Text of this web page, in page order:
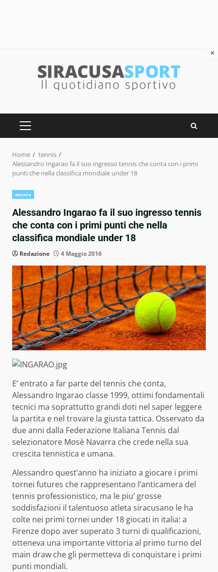
PRIMARY
Home
tennis
Alessandro Ingarao fa il suo ingresso tennis che conta con i primi
punti che nella classifica mondiale under 18
tennis
Alessandro Ingarao fa il suo ingresso tennis
che conta con i primi punti che nella
classifica mondiale under 18
Redazione 4 Maggio 2016
E’ entrato a far parte del tennis che conta,
Alessandro Ingarao classe 1999, ottimi fondamentali
tecnici ma soprattutto grandi doti nel saper leggere
la partita e nel trovare la giusta tattica. Osservato da
due anni dalla Federazione Italiana Tennis dal
selezionatore Mosè Navarra che crede nella sua
crescita tennistica e umana.
Alessandro quest’anno ha iniziato a giocare i primi
tornei futures che rappresentano l’anticamera del
tennis professionistico, ma le piu’ grosse
soddisfazioni il talentuoso atleta siracusano le ha
colte nei primi tornei under 18 giocati in italia: a
Firenze dopo aver superato 3 turni di qualificazioni,
otteneva una importante vittoria al primo turno del
main draw che gli permetteva di conquistare i primi
punti mondiali.
×